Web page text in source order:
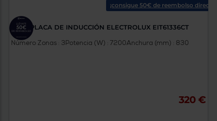
¡consigue 50€ de reembolso directo!
PLACA DE INDUCCIÓN ELECTROLUX EIT61336CT
Número Zonas : 3Potencia (W) : 7200Anchura (mm) : 830
320 €